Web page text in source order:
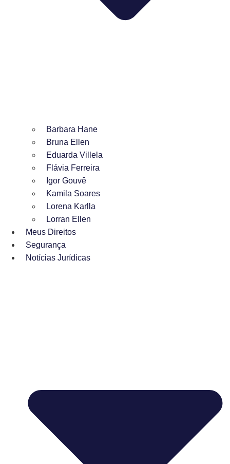
Barbara Hane
Bruna Ellen
Eduarda Villela
Flávia Ferreira
Igor Gouvê
Kamila Soares
Lorena Karlla
Lorran Ellen
Meus Direitos
Segurança
Notícias Jurídicas